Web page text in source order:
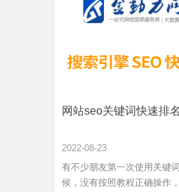
网站seo关键词快速排
2022-08-23
有不少朋友第一次使用关键
候，没有按照教程正确操作